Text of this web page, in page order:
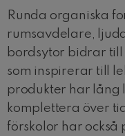
Runda organiska
rumsavdelare,
bordsytor bidrar till
som inspirerar till
produkter har lång
komplettera över
förskolor har